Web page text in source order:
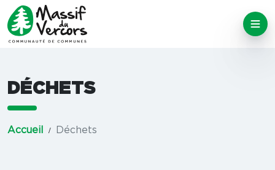
DÉCHETS
Accueil Déchets